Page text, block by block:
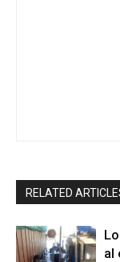
RELATED
al